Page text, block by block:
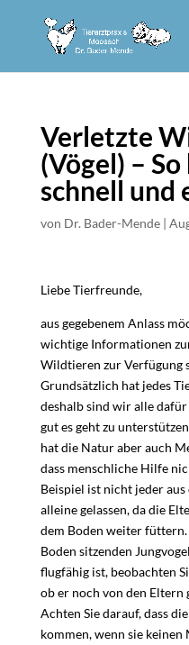
Verletzte
(Vögel) –
schnell
von Dr. Bader-Mende|
Liebe Tierfreunde,
aus gegebenem Anlass
wichtige Informationen
Wildtieren zur Verfügung
Grundsätzlich hat jedes
deshalb sind wir alle
gut es geht zu
hat die Natur aber auch
dass menschliche Hilfe
Beispiel ist nicht jeder
alleine gelassen, da die
dem Boden weiter füttern.
Boden sitzenden
flugfähig ist, beobachten
ob er noch von den
Achten Sie darauf, dass
kommen, wenn sie